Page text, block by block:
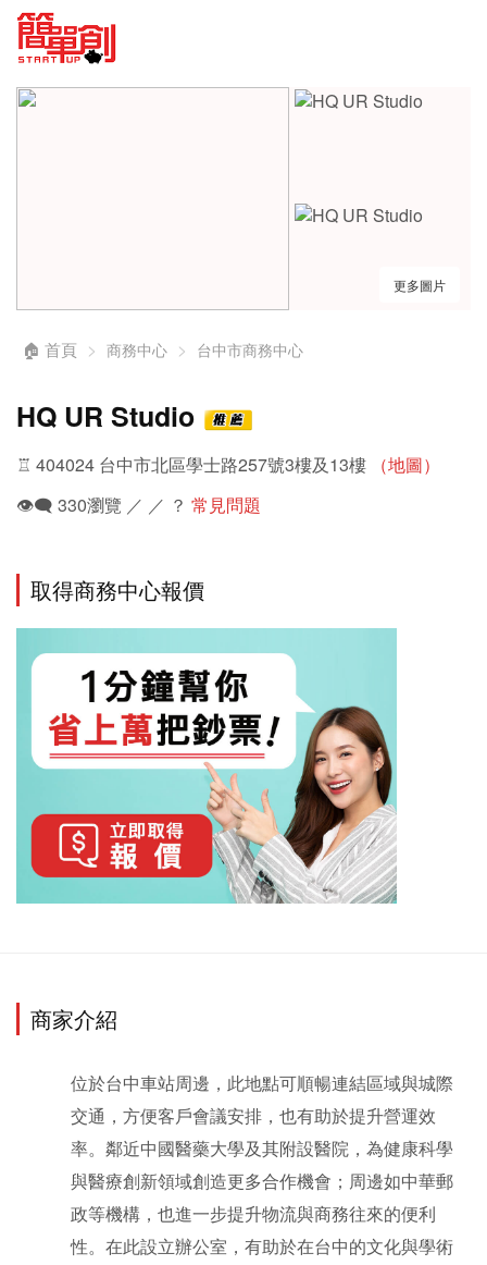
更多圖片
🏠 首頁 商務中心 台中市商務中心
HQ UR Studio
♖ 404024 台中市北區學士路257號3樓及13樓
（地圖）
👁️‍🗨️ 330瀏覽 ／ ／ ？ 常見問題
取得商務中心報價
商家介紹
位於台中車站周邊，此地點可順暢連結區域與城際
交通，方便客戶會議安排，也有助於提升營運效
率。鄰近中國醫藥大學及其附設醫院，為健康科學
與醫療創新領域創造更多合作機會；周邊如中華郵
政等機構，也進一步提升物流與商務往來的便利
性。在此設立辦公室，有助於在台中的文化與學術